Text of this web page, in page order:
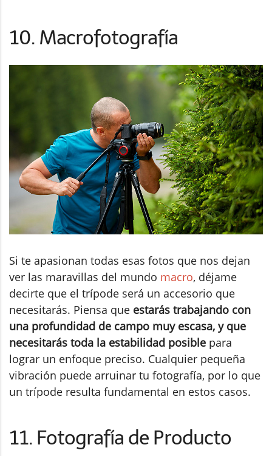
10. Macrofotografía
Si te apasionan todas esas fotos que nos dejan
ver las maravillas del mundo macro, déjame
decirte que el trípode será un accesorio que
necesitarás. Piensa que estarás trabajando con
una profundidad de campo muy escasa, y que
necesitarás toda la estabilidad posible para
lograr un enfoque preciso. Cualquier pequeña
vibración puede arruinar tu fotografía, por lo que
un trípode resulta fundamental en estos casos.
11. Fotografía de Producto